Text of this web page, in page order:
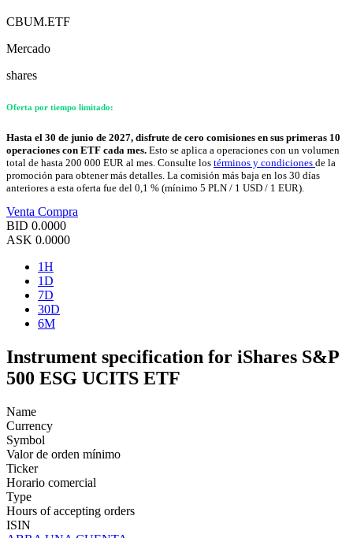
CBUM.ETF
Mercado
shares
Oferta por tiempo limitado:
Hasta el 30 de junio de 2027, disfrute de cero comisiones en sus primeras 10
operaciones con ETF cada mes. Esto se aplica a operaciones con un volumen
total de hasta 200 000 EUR al mes. Consulte los términos y condiciones de la
promoción para obtener más detalles. La comisión más baja en los 30 días
anteriores a esta oferta fue del 0,1 % (mínimo 5 PLN / 1 USD / 1 EUR).
Venta Compra
BID 0.0000
ASK 0.0000
1H
1D
7D
30D
6M
Instrument specification for iShares S&P
500 ESG UCITS ETF
Name
Currency
Symbol
Valor de orden mínimo
Ticker
Horario comercial
Type
Hours of accepting orders
ISIN